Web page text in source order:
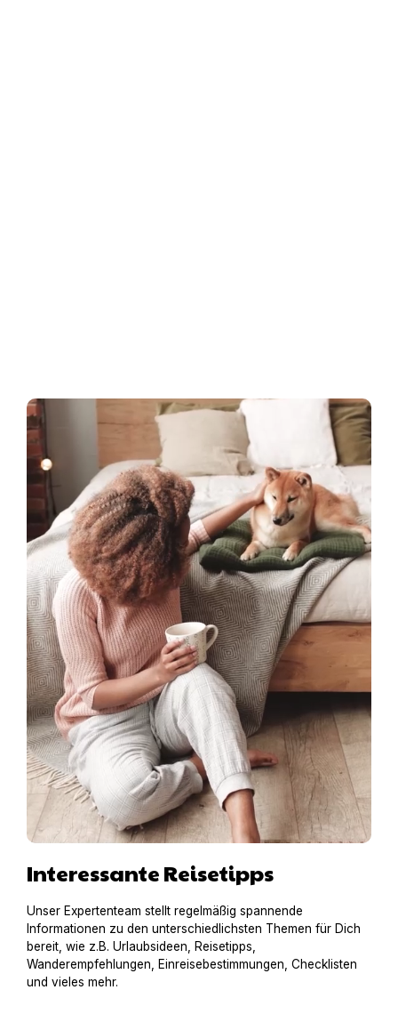
Interessante Reisetipps
Unser Expertenteam stellt regelmäßig spannende
Informationen zu den unterschiedlichsten Themen für Dich
bereit, wie z.B. Urlaubsideen, Reisetipps,
Wanderempfehlungen, Einreisebestimmungen, Checklisten
und vieles mehr.